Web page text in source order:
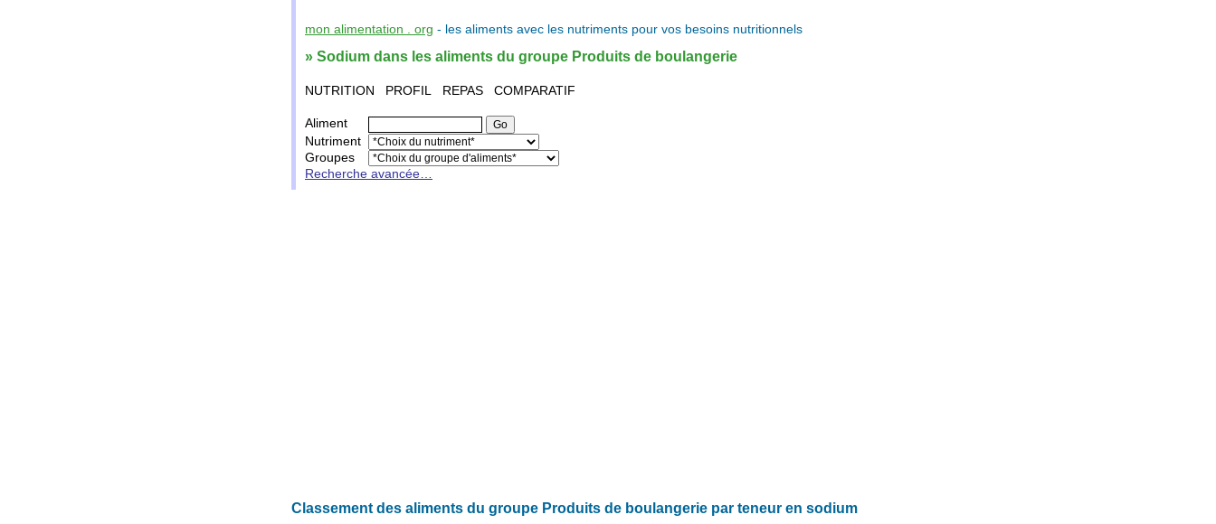
mon alimentation . org - les aliments avec les nutriments pour vos besoins nutritionnels
» Sodium dans les aliments du groupe Produits de boulangerie
NUTRITION PROFIL REPAS COMPARATIF
Aliment
Nutriment
Groupes
Recherche avancée…
Classement des aliments du groupe Produits de boulangerie par teneur en sodium